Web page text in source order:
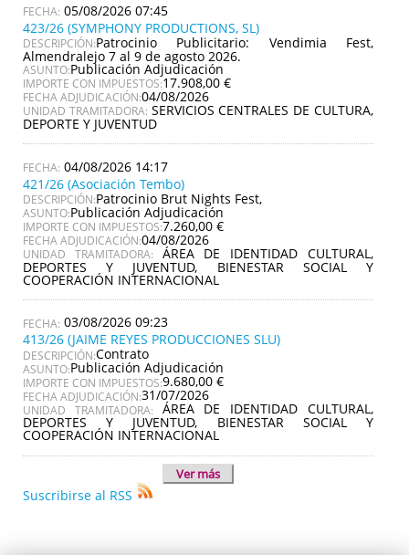
05/08/2026 07:45
423/26 (SYMPHONY PRODUCTIONS, SL)
DESCRIPCIÓN:Patrocinio Publicitario: Vendimia Fest,
Almendralejo 7 al 9 de agosto 2026.
ASUNTO:Publicación Adjudicación
IMPORTE CON IMPUESTOS:17.908,00 €
FECHA ADJUDICACIÓN:04/08/2026
UNIDAD TRAMITADORA: SERVICIOS CENTRALES DE CULTURA,
DEPORTE Y JUVENTUD
04/08/2026 14:17
421/26 (Asociación Tembo)
DESCRIPCIÓN:Patrocinio Brut Nights Fest,
ASUNTO:Publicación Adjudicación
IMPORTE CON IMPUESTOS:7.260,00 €
FECHA ADJUDICACIÓN:04/08/2026
UNIDAD TRAMITADORA: ÁREA DE IDENTIDAD CULTURAL,
DEPORTES Y JUVENTUD, BIENESTAR SOCIAL Y
COOPERACIÓN INTERNACIONAL
03/08/2026 09:23
413/26 (JAIME REYES PRODUCCIONES SLU)
DESCRIPCIÓN:Contrato
ASUNTO:Publicación Adjudicación
IMPORTE CON IMPUESTOS:9.680,00 €
FECHA ADJUDICACIÓN:31/07/2026
UNIDAD TRAMITADORA: ÁREA DE IDENTIDAD CULTURAL,
DEPORTES Y JUVENTUD, BIENESTAR SOCIAL Y
COOPERACIÓN INTERNACIONAL
Ver más
Suscribirse al RSS